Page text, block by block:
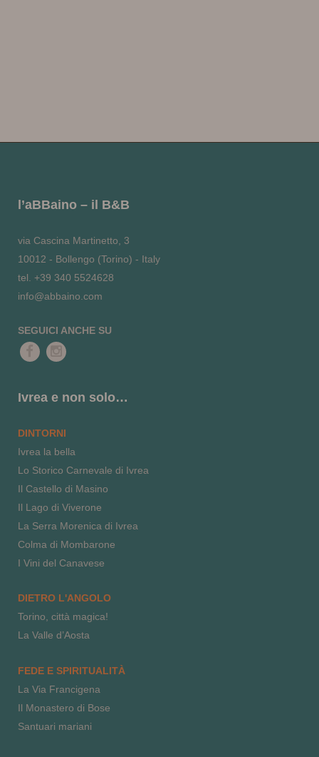
l’aBBaino – il B&B
via Cascina Martinetto, 3
10012 - Bollengo (Torino) - Italy
tel. +39 340 5524628
info@abbaino.com
SEGUICI ANCHE SU
Ivrea e non solo…
DINTORNI
Ivrea la bella
Lo Storico Carnevale di Ivrea
Il Castello di Masino
Il Lago di Viverone
La Serra Morenica di Ivrea
Colma di Mombarone
I Vini del Canavese
DIETRO L'ANGOLO
Torino, città magica!
La Valle d’Aosta
FEDE E SPIRITUALITÀ
La Via Francigena
Il Monastero di Bose
Santuari mariani